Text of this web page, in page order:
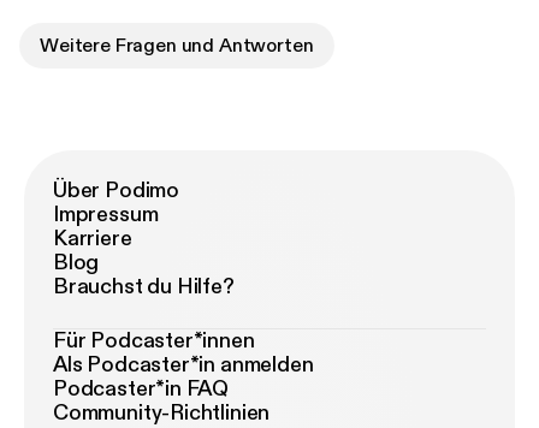
Weitere Fragen und Antworten
Über Podimo
Impressum
Karriere
Blog
Brauchst du Hilfe?
Für Podcaster*innen
Als Podcaster*in anmelden
Podcaster*in FAQ
Community-Richtlinien